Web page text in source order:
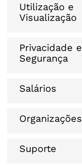
Utilização e
Visualização
Privacidade e
Segurança
Salários
Organizações
Suporte